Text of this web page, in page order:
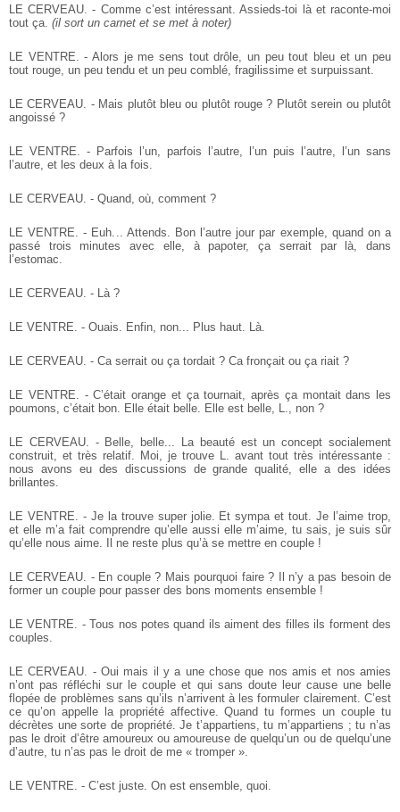
LE CERVEAU. - Comme c’est intéressant. Assieds-toi là et raconte-moi
tout ça. (il sort un carnet et se met à noter)
LE VENTRE. - Alors je me sens tout drôle, un peu tout bleu et un peu
tout rouge, un peu tendu et un peu comblé, fragilissime et surpuissant.
LE CERVEAU. - Mais plutôt bleu ou plutôt rouge ? Plutôt serein ou plutôt
angoissé ?
LE VENTRE. - Parfois l’un, parfois l’autre, l’un puis l’autre, l’un sans
l’autre, et les deux à la fois.
LE CERVEAU. - Quand, où, comment ?
LE VENTRE. - Euh... Attends. Bon l’autre jour par exemple, quand on a
passé trois minutes avec elle, à papoter, ça serrait par là, dans
l’estomac.
LE CERVEAU. - Là ?
LE VENTRE. - Ouais. Enfin, non... Plus haut. Là.
LE CERVEAU. - Ca serrait ou ça tordait ? Ca fronçait ou ça riait ?
LE VENTRE. - C’était orange et ça tournait, après ça montait dans les
poumons, c’était bon. Elle était belle. Elle est belle, L., non ?
LE CERVEAU. - Belle, belle... La beauté est un concept socialement
construit, et très relatif. Moi, je trouve L. avant tout très intéressante :
nous avons eu des discussions de grande qualité, elle a des idées
brillantes.
LE VENTRE. - Je la trouve super jolie. Et sympa et tout. Je l’aime trop,
et elle m’a fait comprendre qu’elle aussi elle m’aime, tu sais, je suis sûr
qu’elle nous aime. Il ne reste plus qu’à se mettre en couple !
LE CERVEAU. - En couple ? Mais pourquoi faire ? Il n’y a pas besoin de
former un couple pour passer des bons moments ensemble !
LE VENTRE. - Tous nos potes quand ils aiment des filles ils forment des
couples.
LE CERVEAU. - Oui mais il y a une chose que nos amis et nos amies
n’ont pas réfléchi sur le couple et qui sans doute leur cause une belle
flopée de problèmes sans qu’ils n’arrivent à les formuler clairement. C’est
ce qu’on appelle la propriété affective. Quand tu formes un couple tu
décrètes une sorte de propriété. Je t’appartiens, tu m’appartiens ; tu n’as
pas le droit d’être amoureux ou amoureuse de quelqu’un ou de quelqu’une
d’autre, tu n’as pas le droit de me « tromper ».
LE VENTRE. - C’est juste. On est ensemble, quoi.